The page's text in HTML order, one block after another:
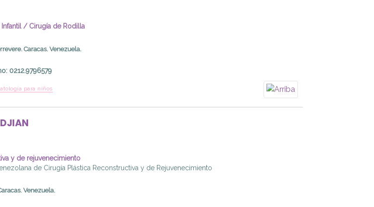
/ Cirugía de Rodilla
Caracas. Venezuela.
0212.9796579
para niños
y de rejuvenecimiento
de Cirugía Plástica Reconstructiva y de Rejuvenecimiento
Venezuela.